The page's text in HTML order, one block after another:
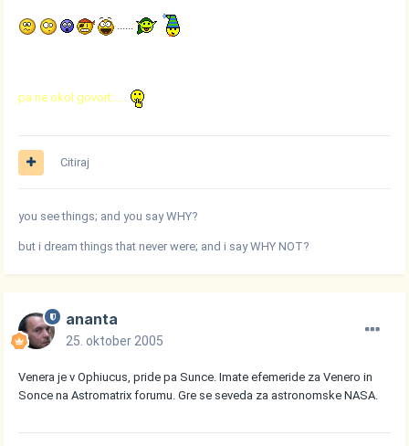
......
pa ne okol govort......
Citiraj
you see things; and you say WHY?
but i dream things that never were; and i say WHY NOT?
ananta
25. oktober 2005
Venera je v Ophiucus, pride pa Sunce. Imate efemeride za Venero in
Sonce na Astromatrix forumu. Gre se seveda za astronomske NASA.